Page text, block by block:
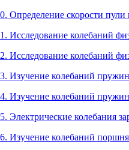
Определение скорости
Исследование колебаний
Исследование колебаний
Изучение колебаний
Изучение колебаний
Электрические колебания
Изучение колебаний